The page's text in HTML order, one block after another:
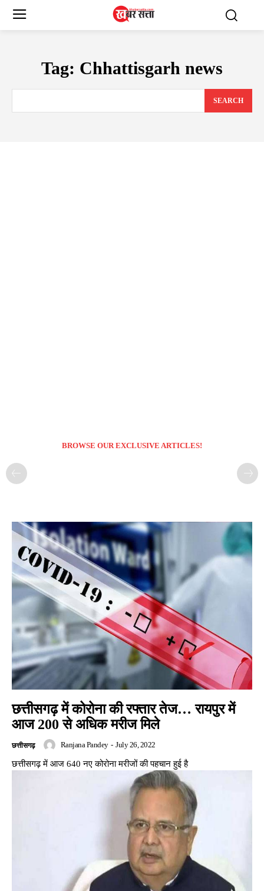
Tag: Chhattisgarh news
SEARCH
BROWSE OUR EXCLUSIVE ARTICLES!
छत्तीसगढ़ में कोरोना की रफ्तार तेज… रायपुर में
आज 200 से अधिक मरीज मिले
छत्तीसगढ़ Ranjana Pandey - July 26, 2022
छत्तीसगढ़ में आज 640 नए कोरोना मरीजों की पहचान हुई है